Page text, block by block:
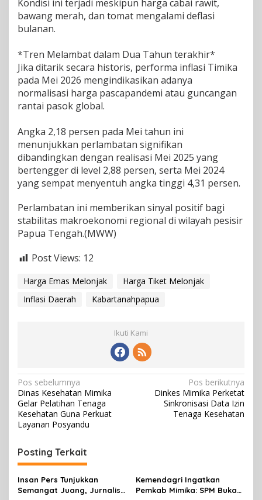
Kondisi ini terjadi meskipun harga cabai rawit,
bawang merah, dan tomat mengalami deflasi
bulanan.
*Tren Melambat dalam Dua Tahun terakhir*
​Jika ditarik secara historis, performa inflasi Timika
pada Mei 2026 mengindikasikan adanya
normalisasi harga pascapandemi atau guncangan
rantai pasok global.
Angka 2,18 persen pada Mei tahun ini
menunjukkan perlambatan signifikan
dibandingkan dengan realisasi Mei 2025 yang
bertengger di level 2,88 persen, serta Mei 2024
yang sempat menyentuh angka tinggi 4,31 persen.
Perlambatan ini memberikan sinyal positif bagi
stabilitas makroekonomi regional di wilayah pesisir
Papua Tengah.(MWW)
Post Views: 12
Harga Emas Melonjak
Harga Tiket Melonjak
Inflasi Daerah
Kabartanahpapua
Ikuti Kami
N
a
v
i
g
a
s
Pos sebelumnya
Dinas Kesehatan Mimika
Gelar Pelatihan Tenaga
Kesehatan Guna Perkuat
Layanan Posyandu
Pos berikutnya
Dinkes Mimika Perketat
Sinkronisasi Data Izin
Tenaga Kesehatan
Posting Terkait
Insan Pers Tunjukkan
Semangat Juang, Jurnalis
Kemendagri Ingatkan
Pemkab Mimika: SPM Bukan